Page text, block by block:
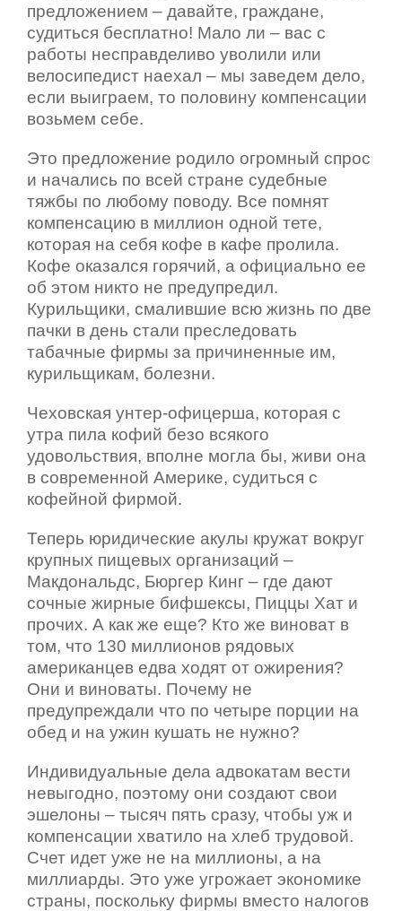
предложением – давайте, граждане,
судиться бесплатно! Мало ли – вас с
работы несправделиво уволили или
велосипедист наехал – мы заведем дело,
если выиграем, то половину компенсации
возьмем себе.
Это предложение родило огромный спрос
и начались по всей стране судебные
тяжбы по любому поводу. Все помнят
компенсацию в миллион одной тете,
которая на себя кофе в кафе пролила.
Кофе оказался горячий, а официально ее
об этом никто не предупредил.
Курильщики, смалившие всю жизнь по две
пачки в день стали преследовать
табачные фирмы за причиненные им,
курильщикам, болезни.
Чеховская унтер-офицерша, которая с
утра пила кофий безо всякого
удовольствия, вполне могла бы, живи она
в современной Америке, судиться с
кофейной фирмой.
Теперь юридические акулы кружат вокруг
крупных пищевых организаций –
Макдональдс, Бюргер Кинг – где дают
сочные жирные бифшексы, Пиццы Хат и
прочих. А как же еще? Кто же виноват в
том, что 130 миллионов рядовых
американцев едва ходят от ожирения?
Они и виноваты. Почему не
предупреждали что по четыре порции на
обед и на ужин кушать не нужно?
Индивидуальные дела адвокатам вести
невыгодно, поэтому они создают свои
эшелоны – тысяч пять сразу, чтобы уж и
компенсации хватило на хлеб трудовой.
Счет идет уже не на миллионы, а на
миллиарды. Это уже угрожает экономике
страны, поскольку фирмы вместо налогов